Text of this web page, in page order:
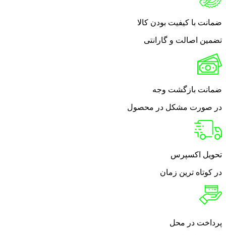
ضمانت با کیفیت بودن کالا
تضمین اصالت و گارانتی
ضمانت بازگشت وجه
در صورت مشکل در محصول
تحویل اکسپرس
در کوتاه ترین زمان
پرداخت در محل